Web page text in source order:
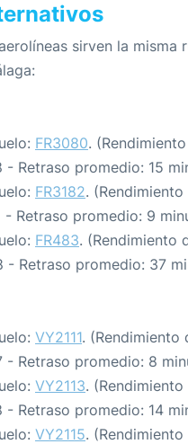
sirven la misma
FR3080.
- Retraso promedio: 15
FR3182. (Rendimiento
- Retraso promedio: 9
FR483. (Rendimiento
- Retraso promedio: 37
VY2111. (Rendimiento
- Retraso promedio: 8
VY2113. (Rendimiento
- Retraso promedio: 14
VY2115. (Rendimiento